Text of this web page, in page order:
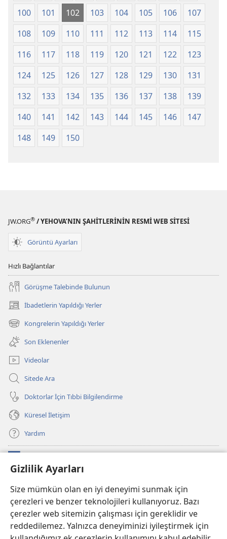
Gizlilik Ayarları
Size mümkün olan en iyi deneyimi sunmak için
çerezleri ve benzer teknolojileri kullanıyoruz. Bazı
çerezler web sitemizin çalışması için gereklidir ve
reddedilemez. Yalnızca deneyiminizi iyileştirmek için
100
101 102 103 104 105 106
107
108
109 110 111 112 113 114
115
116
117 118 119 120 121 122
123
124
125 126 127 128 129 130
131
132
133 134 135 136 137 138
139
140
141 142 143 144 145 146
147
148
149 150
JW.ORG® / YEHOVA’NIN ŞAHİTLERİNİN RESMİ WEB SİTESİ
Görüntü Ayarları
Hızlı Bağlantılar
Görüşme Talebinde Bulunun
İbadetlerin Yapıldığı Yerler
(yeni
pencere
açar)
Kongrelerin Yapıldığı Yerler
(yeni
pencere
açar)
Son Eklenenler
Videolar
Sitede Ara
Doktorlar İçin Tıbbi Bilgilendirme
Küresel İletişim
Yardım
(yeni
pencere
Watchtower ONLINE KÜTÜPHANE
(yeni
pencere
açar)
JW Hub
(yeni
pencere
açar)
®